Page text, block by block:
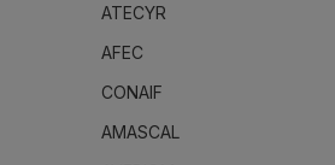
ATECYR
AFEC
CONAIF
AMASCAL